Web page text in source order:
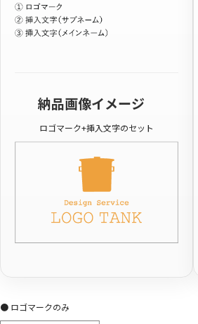
納品画像イメージ
ロゴマーク+挿入文字のセット
● ロゴマークのみ